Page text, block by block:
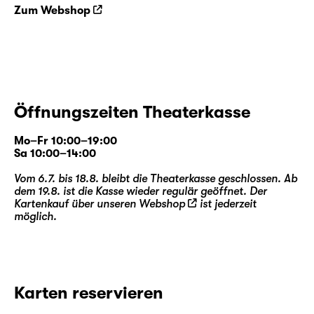
Zum Webshop
Öffnungszeiten Theaterkasse
Mo–Fr 10:00–19:00
Sa 10:00–14:00
Vom 6.7. bis 18.8. bleibt die Theaterkasse geschlossen. Ab
dem 19.8. ist die Kasse wieder regulär geöffnet. Der
Kartenkauf über unseren Webshop
ist jederzeit
möglich.
Karten reservieren